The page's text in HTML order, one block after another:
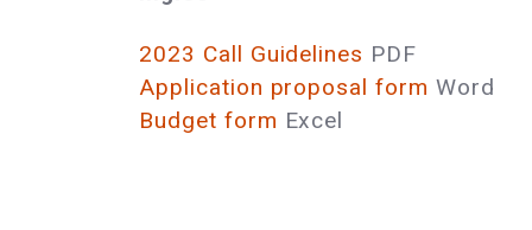
2023 Call Guidelines PDF
Application proposal form Word
Budget form Excel